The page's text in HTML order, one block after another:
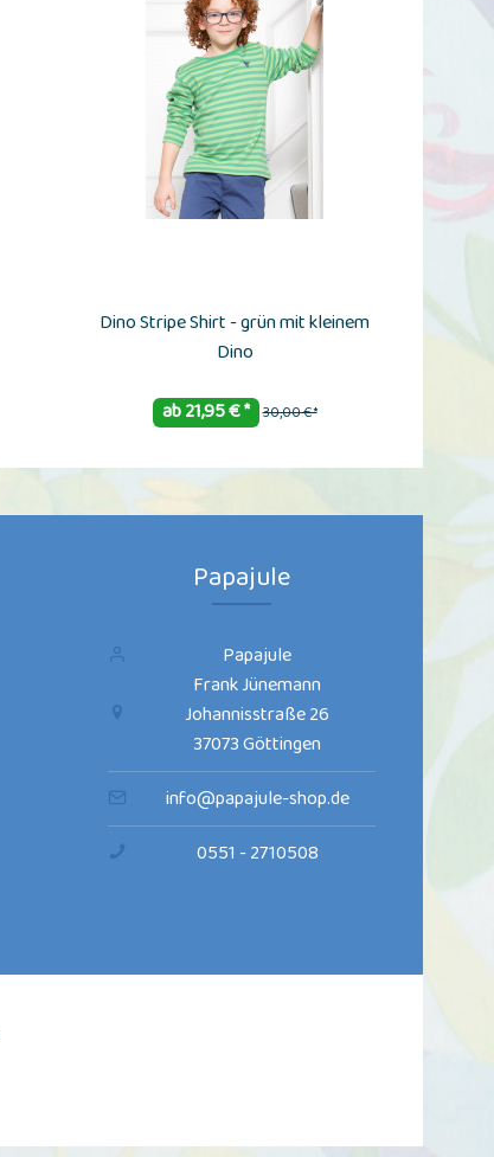
Dino Stripe Shirt - grün mit kleinem
Dino
ab 21,95 € * 30,00 € *
Papajule
Papajule
Frank Jünemann
Johannisstraße 26
37073 Göttingen
info@papajule-shop.de
0551 - 2710508